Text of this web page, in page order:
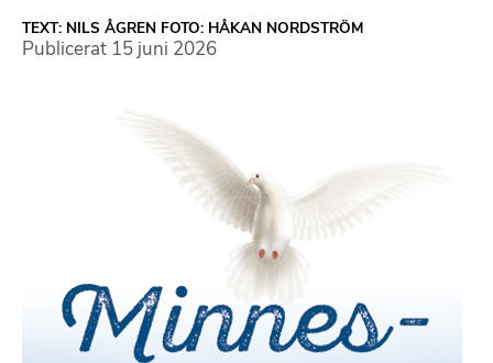
TEXT: NILS ÅGREN FOTO: HÅKAN NORDSTRÖM
Publicerat 15 juni 2026